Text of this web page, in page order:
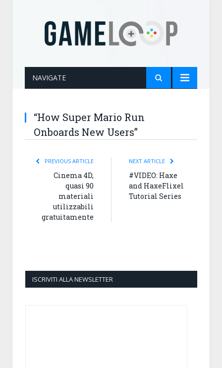
NAVIGATE
“How Super Mario Run
Onboards New Users”
PREVIOUS ARTICLE
Cinema 4D,
quasi 90
materiali
utilizzabili
gratuitamente
NEXT ARTICLE
#VIDEO: Haxe
and HaxeFlixel
Tutorial Series
ISCRIVITI ALLA NEWSLETTER